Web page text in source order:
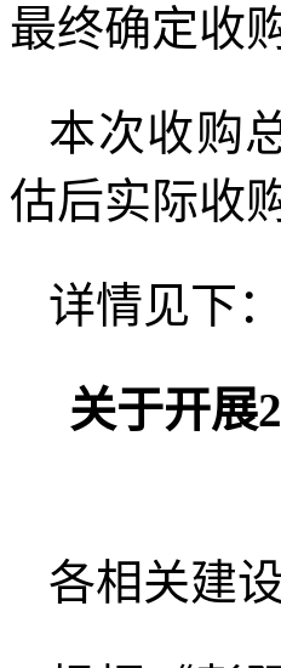
最终确定收
本次收购
估后实际收
详情见下：
关于开展
各相关建